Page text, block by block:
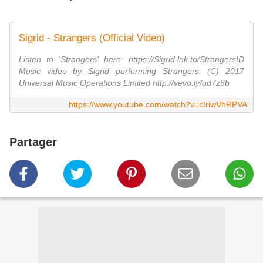
Sigrid - Strangers (Official Video)
Listen to 'Strangers' here: https://Sigrid.lnk.to/StrangersID
Music video by Sigrid performing Strangers. (C) 2017
Universal Music Operations Limited http://vevo.ly/qd7z6b
https://www.youtube.com/watch?v=cIriwVhRPVA
Partager